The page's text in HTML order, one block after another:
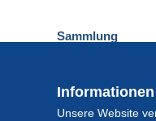
Unsere Website
Sammlung
Münzen und
Andere